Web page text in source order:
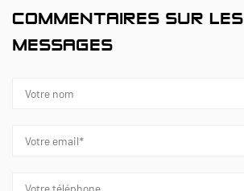
COMMENTAIRES SUR LES
MESSAGES